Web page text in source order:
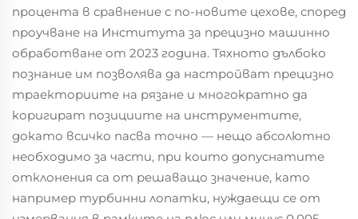
процента в сравнение с по-новите цехове, според
проучване на Института за прецизно машинно
обработване от 2023 година. Тяхното дълбоко
познание им позволява да настройват прецизно
траекториите на рязане и многократно да
коригират позициите на инструментите,
докато всичко пасва точно — нещо абсолютно
необходимо за части, при които допуснатите
отклонения са от решаващо значение, като
например турбинни лопатки, нуждаещи се от